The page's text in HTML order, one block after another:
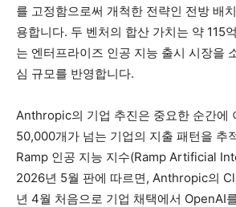
를 고정함으로써 개척한 전략인 전방 배
용합니다. 두 벤처의 합산 가치는 약 115
는 엔터프라이즈 인공 지능 출시 시장을
심 규모를 반영합니다.
Anthropic의 기업 추진은 중요한 순간에
50,000개가 넘는 기업의 지출 패턴을 추
Ramp 인공 지능 지수(Ramp Artificial
2026년 5월 판에 따르면, Anthropic의
년 4월 처음으로 기업 채택에서 OpenAI